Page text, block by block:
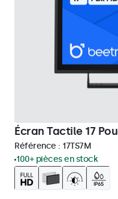
Écran Tactile 17
Référence : 17TS7M
100+ pièces en stock